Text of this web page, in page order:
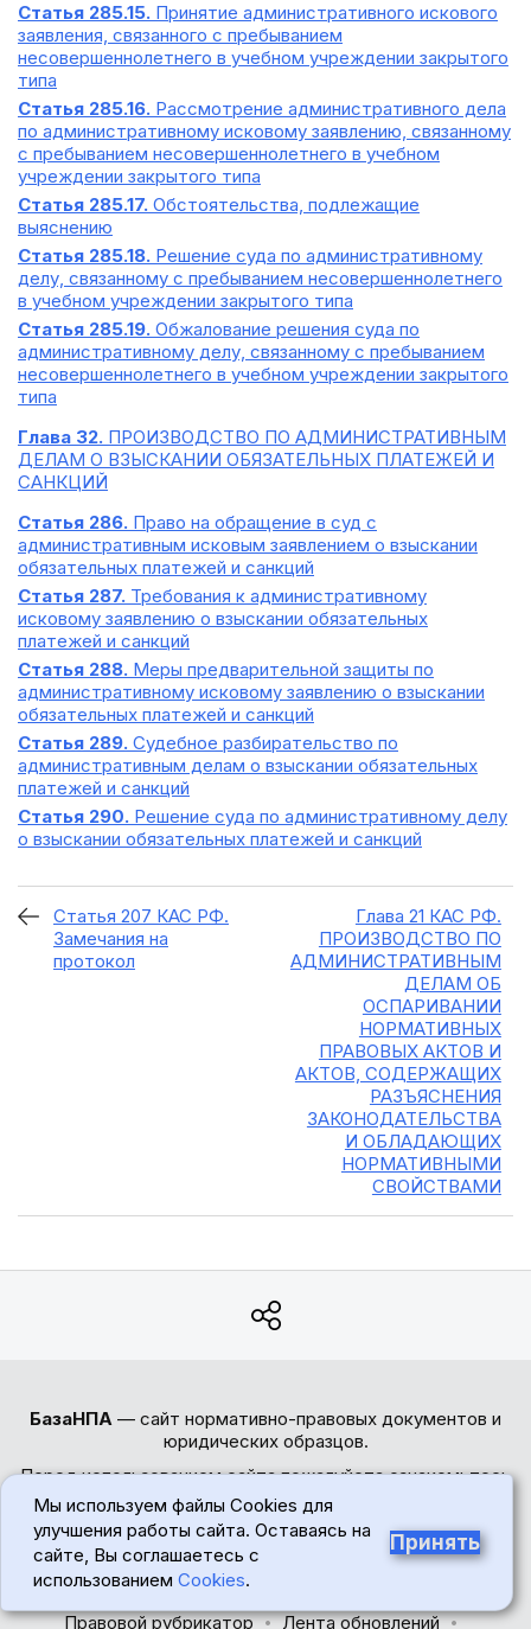
Статья 285.15. Принятие административного искового
заявления, связанного с пребыванием
несовершеннолетнего в учебном учреждении закрытого
типа
Статья 285.16. Рассмотрение административного дела
по административному исковому заявлению, связанному
с пребыванием несовершеннолетнего в учебном
учреждении закрытого типа
Статья 285.17. Обстоятельства, подлежащие
выяснению
Статья 285.18. Решение суда по административному
делу, связанному с пребыванием несовершеннолетнего
в учебном учреждении закрытого типа
Статья 285.19. Обжалование решения суда по
административному делу, связанному с пребыванием
несовершеннолетнего в учебном учреждении закрытого
типа
Глава 32. ПРОИЗВОДСТВО ПО АДМИНИСТРАТИВНЫМ
ДЕЛАМ О ВЗЫСКАНИИ ОБЯЗАТЕЛЬНЫХ ПЛАТЕЖЕЙ И
САНКЦИЙ
Статья 286. Право на обращение в суд с
административным исковым заявлением о взыскании
обязательных платежей и санкций
Статья 287. Требования к административному
исковому заявлению о взыскании обязательных
платежей и санкций
Статья 288. Меры предварительной защиты по
административному исковому заявлению о взыскании
обязательных платежей и санкций
Статья 289. Судебное разбирательство по
административным делам о взыскании обязательных
платежей и санкций
Статья 290. Решение суда по административному делу
о взыскании обязательных платежей и санкций
Статья 207 КАС РФ.
Замечания на
протокол
Глава 21 КАС РФ.
ПРОИЗВОДСТВО ПО
АДМИНИСТРАТИВНЫМ
ДЕЛАМ ОБ
ОСПАРИВАНИИ
НОРМАТИВНЫХ
ПРАВОВЫХ АКТОВ И
АКТОВ, СОДЕРЖАЩИХ
РАЗЪЯСНЕНИЯ
ЗАКОНОДАТЕЛЬСТВА
И ОБЛАДАЮЩИХ
НОРМАТИВНЫМИ
СВОЙСТВАМИ
БазаНПА — сайт нормативно-правовых документов и
юридических образцов.
Перед использованием сайта пожалуйста ознакомьтесь
с Политикой обработки персональных данных
использует
cookie-файлы
. Обратите внимание -
авторские права на тексты статей и формы документов
защищены. При цитировании материалов сайта
обязательна установка прямой активной гиперссылки.
Правовой рубрикатор
Лента обновлений
Мы используем файлы Cookies для
улучшения работы сайта. Оставаясь на
сайте, Вы соглашаетесь с
использованием Cookies.
Принять